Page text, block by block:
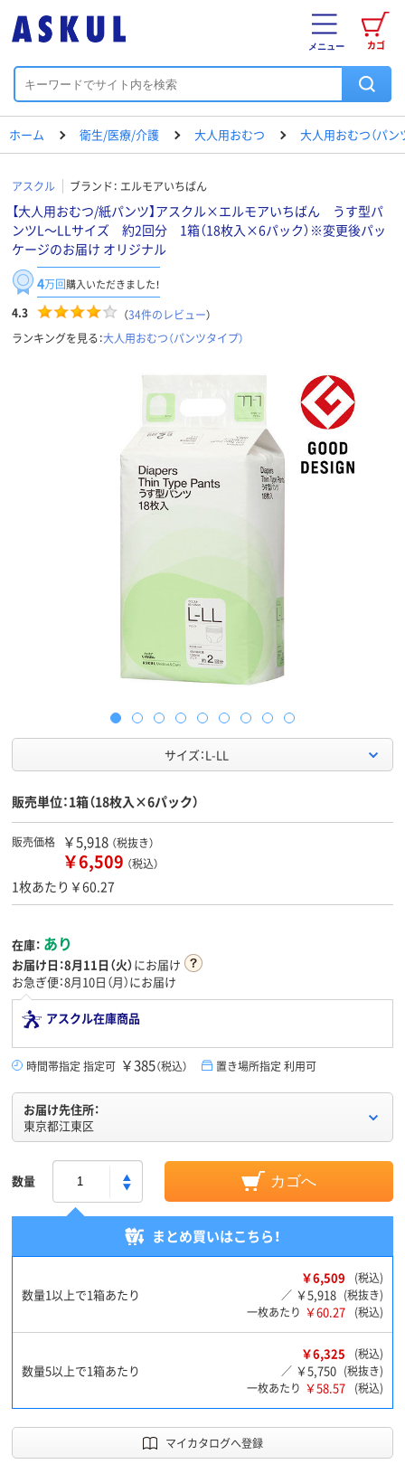
カゴ
メニュー
ホーム 衛生/医療/介護 大人用おむつ 大人用おむつ（パン
アスクル ブランド： エルモアいちばん
【大人用おむつ/紙パンツ】アスクル×エルモアいちばん うす型パ
ンツL～LLサイズ 約2回分 1箱（18枚入×6パック）※変更後パッ
ケージのお届け オリジナル
4万回購入いただきました！
4.3 （34件のレビュー）
ランキングを見る：大人用おむつ（パンツタイプ）
サイズ：L-LL
販売単位：1箱（18枚入×6パック）
販売価格 ￥5,918 （税抜き）
￥6,509 （税込）
1枚あたり￥60.27
在庫： あり
お届け日：8月11日（火）にお届け
お急ぎ便：8月10日（月）にお届け
アスクル在庫商品
時間帯指定 指定可 ￥385（税込） 置き場所指定 利用可
お届け先住所：
東京都江東区
数量 カゴへ
まとめ買いはこちら！
数量1以上で1箱あたり
￥6,509
(税込)
／ ￥5,918 (税抜き)
一枚あたり ￥60.27 (税込)
数量5以上で1箱あたり
￥6,325
(税込)
／ ￥5,750 (税抜き)
一枚あたり ￥58.57 (税込)
マイカタログへ登録